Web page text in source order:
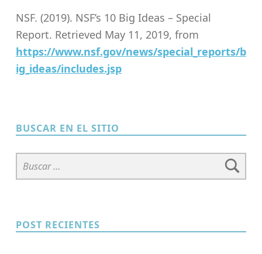
NSF. (2019). NSF’s 10 Big Ideas – Special
Report. Retrieved May 11, 2019, from
https://www.nsf.gov/news/special_reports/b
ig_ideas/includes.jsp
Skip back to main navigation
BUSCAR EN EL SITIO
Buscar:
POST RECIENTES